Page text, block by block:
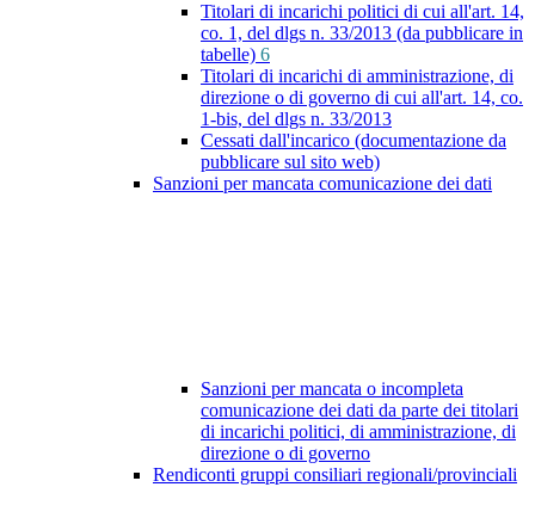
Titolari di incarichi politici di cui all'art. 14,
co. 1, del dlgs n. 33/2013 (da pubblicare in
tabelle) 6
Titolari di incarichi di amministrazione, di
direzione o di governo di cui all'art. 14, co.
1-bis, del dlgs n. 33/2013
Cessati dall'incarico (documentazione da
pubblicare sul sito web)
Sanzioni per mancata comunicazione dei dati
Sanzioni per mancata o incompleta
comunicazione dei dati da parte dei titolari
di incarichi politici, di amministrazione, di
direzione o di governo
Rendiconti gruppi consiliari regionali/provinciali